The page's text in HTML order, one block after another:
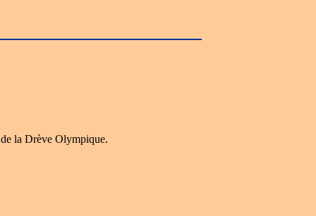
la Drève Olympique.